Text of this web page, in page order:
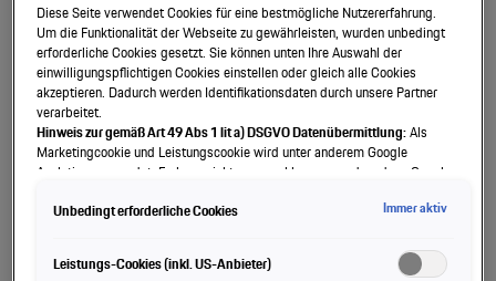
Custom-BuiltChronograph
Porsche Design custom-built Chronograph - Ein Zeitmesser,
der die Leidenschaft und das Erbe des legendären
Jetzt konfigurieren
Diese Seite verwendet Cookies für eine bestmögliche Nutzererfahrung.
Um die Funktionalität der Webseite zu gewährleisten, wurden unbedingt
erforderliche Cookies gesetzt. Sie können unten Ihre Auswahl der
einwilligungspflichtigen Cookies einstellen oder gleich alle Cookies
akzeptieren. Dadurch werden Identifikationsdaten durch unsere Partner
verarbeitet.
Hinweis zur gemäß Art 49 Abs 1 lit a) DSGVO Datenübermittlung:Als
Marketingcookie und Leistungscookie wird unter anderem Google
Analytics verwendet. Es kann nicht ausgeschlossen werden, dass Google
(insbesondere dort an die Google LLC) weitergibt. In den USA besteht kein
und es fehlt an einem Angemessenheitsbeschluss der Europäischen
Kommission. Hieraus können sich für Sie Risiken ergeben, weil Sie Ihre
Unbedingt erforderliche Cookies Immer aktiv
Leistungs-Cookies (inkl. US-Anbieter)